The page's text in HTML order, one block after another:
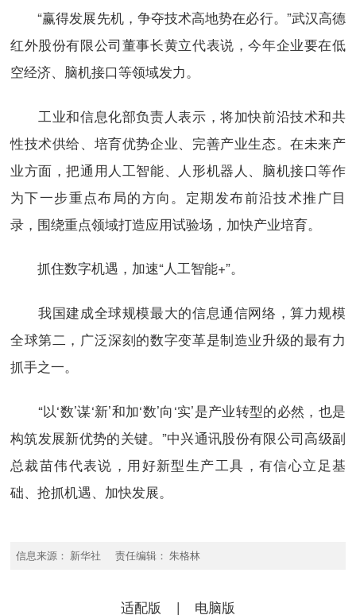
“赢得发展先机，争夺技术高地势在必行。”武汉高德
红外股份有限公司董事长黄立代表说，今年企业要在低
空经济、脑机接口等领域发力。
工业和信息化部负责人表示，将加快前沿技术和共
性技术供给、培育优势企业、完善产业生态。在未来产
业方面，把通用人工智能、人形机器人、脑机接口等作
为下一步重点布局的方向。定期发布前沿技术推广目
录，围绕重点领域打造应用试验场，加快产业培育。
抓住数字机遇，加速“人工智能+”。
我国建成全球规模最大的信息通信网络，算力规模
全球第二，广泛深刻的数字变革是制造业升级的最有力
抓手之一。
“以‘数’谋‘新’和加‘数’向‘实’是产业转型的必然，也是
构筑发展新优势的关键。”中兴通讯股份有限公司高级副
总裁苗伟代表说，用好新型生产工具，有信心立足基
础、抢抓机遇、加快发展。
信息来源： 新华社 责任编辑： 朱格林
适配版 | 电脑版